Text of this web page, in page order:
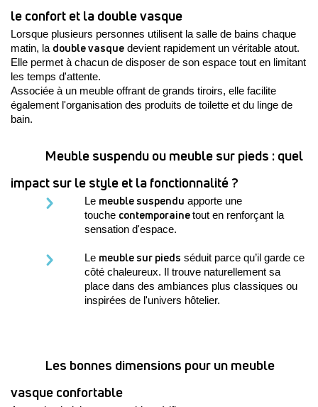
le confort et la double vasque
Lorsque plusieurs personnes utilisent la salle de bains chaque
matin, la double vasque devient rapidement un véritable atout.
Elle permet à chacun de disposer de son espace tout en limitant
les temps d'attente.
Associée à un meuble offrant de grands tiroirs, elle facilite
également l'organisation des produits de toilette et du linge de
bain.
Meuble suspendu ou meuble sur pieds : quel
impact sur le style et la fonctionnalité ?
Le meuble suspendu apporte une
touche contemporaine tout en renforçant la
sensation d'espace.
Le meuble sur pieds séduit parce qu’il garde ce
côté chaleureux. Il trouve naturellement sa
place dans des ambiances plus classiques ou
inspirées de l'univers hôtelier.
Les bonnes dimensions pour un meuble
vasque confortable